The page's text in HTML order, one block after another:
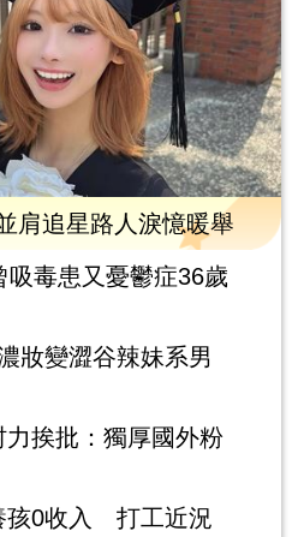
肩追星路人淚憶暖舉
毒患又憂鬱症36歲
妝變澀谷辣妹系男
挨批：獨厚國外粉
孩0收入 打工近況